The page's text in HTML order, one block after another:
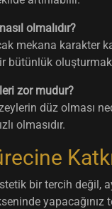
olmalıdır?
mekana karakter
bütünlük
zor mudur?
düz olması
olmasıdır.
bir tercih değil,